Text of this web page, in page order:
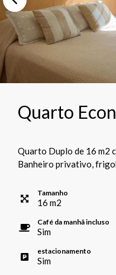
Quarto
Quarto Duplo de 16 m2
Banheiro privativo,
Tamanho
16 m2
Café da manhã incluso
Sim
estacionamento
Sim